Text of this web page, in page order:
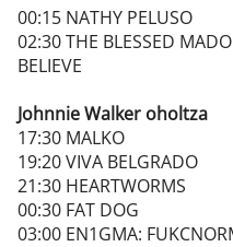
00:15 NATHY PELUSO
02:30 THE BLESSED
BELIEVE
Johnnie Walker oholtza
17:30 MALKO
19:20 VIVA BELGRADO
21:30 HEARTWORMS
00:30 FAT DOG
03:00 EN1GMA: